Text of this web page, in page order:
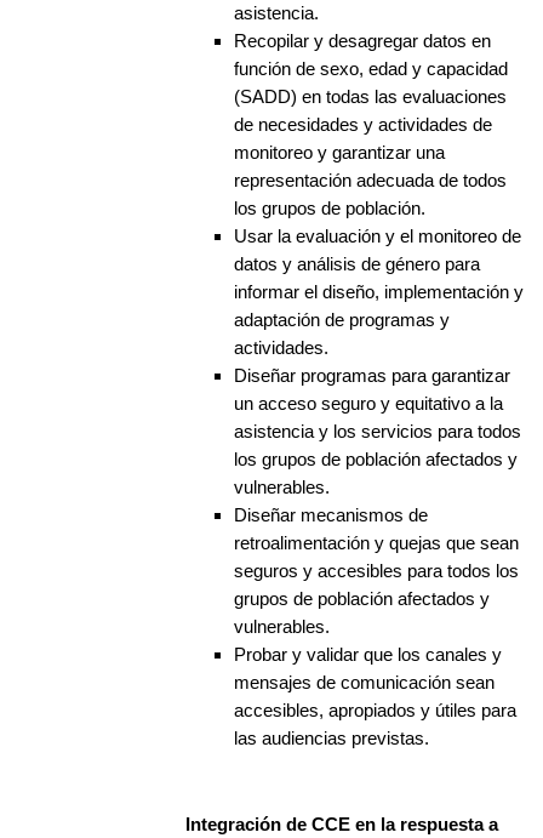
asistencia.
Recopilar y desagregar datos en
función de sexo, edad y capacidad
(SADD) en todas las evaluaciones
de necesidades y actividades de
monitoreo y garantizar una
representación adecuada de todos
los grupos de población.
Usar la evaluación y el monitoreo de
datos y análisis de género para
informar el diseño, implementación y
adaptación de programas y
actividades.
Diseñar programas para garantizar
un acceso seguro y equitativo a la
asistencia y los servicios para todos
los grupos de población afectados y
vulnerables.
Diseñar mecanismos de
retroalimentación y quejas que sean
seguros y accesibles para todos los
grupos de población afectados y
vulnerables.
Probar y validar que los canales y
mensajes de comunicación sean
accesibles, apropiados y útiles para
las audiencias previstas.
Integración de CCE en la respuesta a